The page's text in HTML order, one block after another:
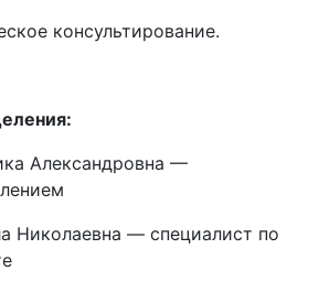
консультирование.
Александровна —
Николаевна — специалист по